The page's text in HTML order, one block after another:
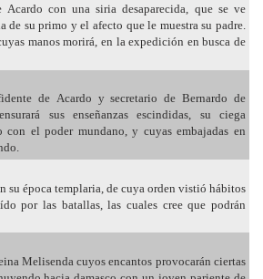
con una siria desaparecida, que se ve
de su primo y el afecto que le muestra su padre.
manos morirá, en la expedición en busca de
de Acardo y secretario de Bernardo de
sus enseñanzas escindidas, su ciega
el poder mundano, y cuyas embajadas en
su época templaria, de cuya orden vistió hábitos
por las batallas, las cuales cree que podrán
Melisenda cuyos encantos provocarán ciertas